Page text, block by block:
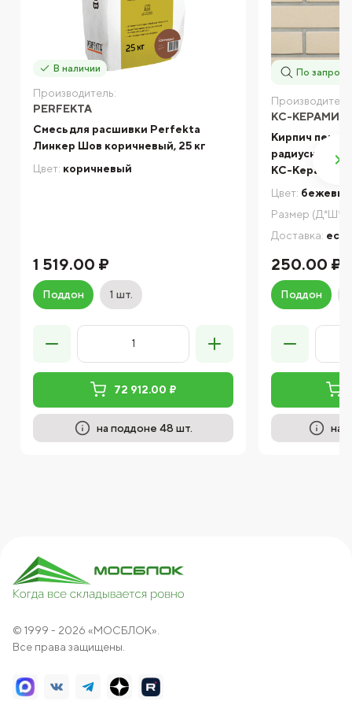
В наличии
Производитель:
PERFEKTA
Смесь для расшивки Perfekta
Линкер Шов коричневый, 25 кг
Цвет: коричневый
1 519.00 ₽
Поддон 1 шт.
72 912.00 ₽
на поддоне 48 шт.
По запросу
КС-КЕРАМИК
Кирпич
радиусный
КС-Керамик
Цвет:
Размер
Доставка: есть
250.00 ₽
Поддон
на
© 1999 - 2026 «МОСБЛОК».
Все права защищены.